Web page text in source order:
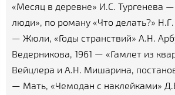
«Месяц в деревне» И.С. Тургенева
люди», по роману «Что делать?»
— Жюли, «Годы странствий» А.Н.
Ведерникова, 1961 — «Гамлет из
Вейцлера и А.Н. Мишарина,
— Мать, «Чемодан с наклейками»